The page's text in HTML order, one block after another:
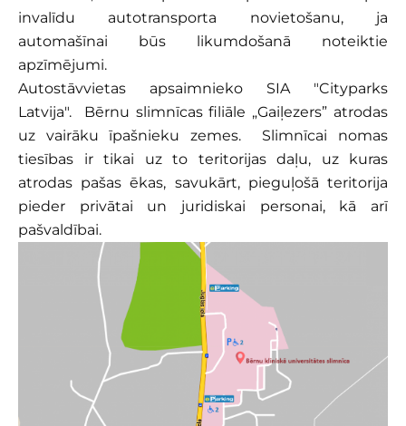
invalīdu autotransporta novietošanu, ja
automašīnai būs likumdošanā noteiktie
apzīmējumi.
Autostāvvietas apsaimnieko SIA "Cityparks
Latvija". Bērnu slimnīcas filiāle „Gaiļezers” atrodas
uz vairāku īpašnieku zemes. Slimnīcai nomas
tiesības ir tikai uz to teritorijas daļu, uz kuras
atrodas pašas ēkas, savukārt, pieguļošā teritorija
pieder privātai un juridiskai personai, kā arī
pašvaldībai.